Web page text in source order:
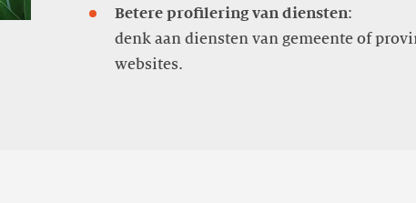
Betere profilering van diensten:
denk aan diensten van gemeente of
websites.